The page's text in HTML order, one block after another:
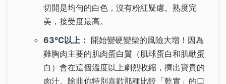
切開是均勻的白色，沒有粉紅疑慮。熟度完
美，接受度最高。
63°C以上： 開始變硬變柴的風險大增！因為
雞胸肉主要的肌肉蛋白質（肌球蛋白和肌動蛋
白）會在這個溫度以上劇烈收縮，擠出寶貴的
肉汁。除非你特別喜歡那種比較「乾實」的口